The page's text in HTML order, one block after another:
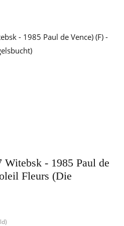
- 1985 Paul de
Fleurs (Die